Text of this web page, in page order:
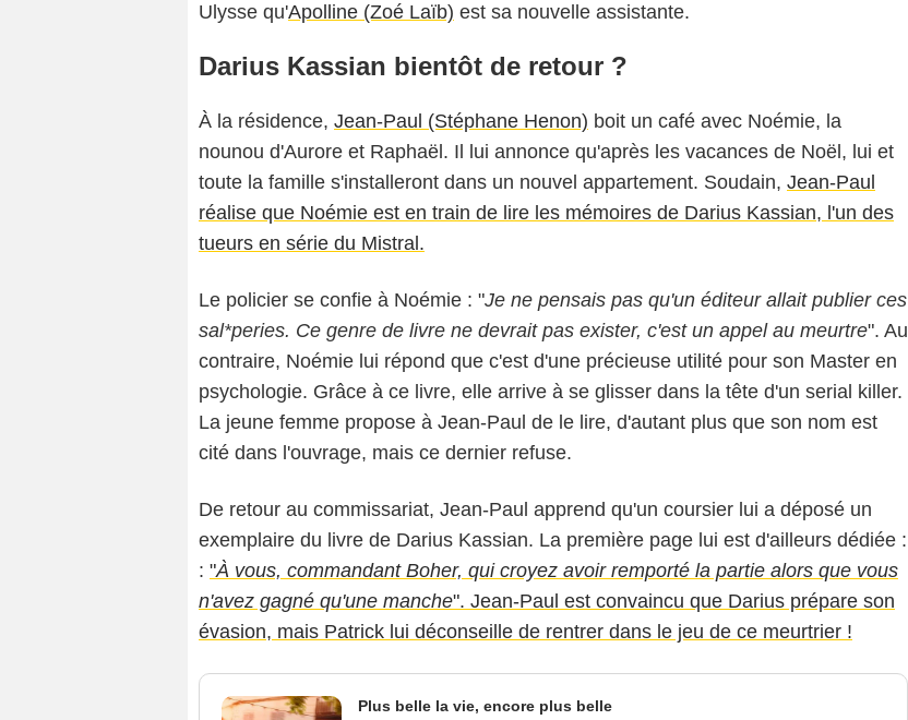
Ulysse qu'Apolline (Zoé Laïb) est sa nouvelle assistante.
Darius Kassian bientôt de retour ?
À la résidence, Jean-Paul (Stéphane Henon) boit un café avec Noémie, la
nounou d'Aurore et Raphaël. Il lui annonce qu'après les vacances de Noël, lui et
toute la famille s'installeront dans un nouvel appartement. Soudain, Jean-Paul
réalise que Noémie est en train de lire les mémoires de Darius Kassian, l'un des
tueurs en série du Mistral.
Le policier se confie à Noémie : "Je ne pensais pas qu'un éditeur allait publier ces
sal*peries. Ce genre de livre ne devrait pas exister, c'est un appel au meurtre". Au
contraire, Noémie lui répond que c'est d'une précieuse utilité pour son Master en
psychologie. Grâce à ce livre, elle arrive à se glisser dans la tête d'un serial killer.
La jeune femme propose à Jean-Paul de le lire, d'autant plus que son nom est
cité dans l'ouvrage, mais ce dernier refuse.
De retour au commissariat, Jean-Paul apprend qu'un coursier lui a déposé un
exemplaire du livre de Darius Kassian. La première page lui est d'ailleurs dédiée :
: "À vous, commandant Boher, qui croyez avoir remporté la partie alors que vous
n'avez gagné qu'une manche". Jean-Paul est convaincu que Darius prépare son
évasion, mais Patrick lui déconseille de rentrer dans le jeu de ce meurtrier !
Plus belle la vie, encore plus belle